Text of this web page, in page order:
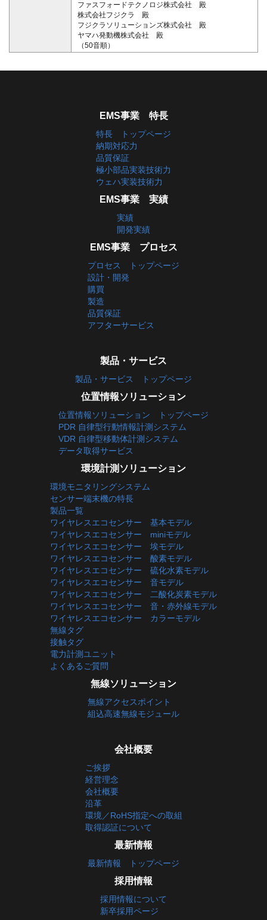
ファスフォードテクノロジ株式会社 殿
株式会社フジクラ 殿
フジクラソリューションズ株式会社 殿
ヤマハ発動機株式会社 殿
（50音順）
EMS事業 特長
特長 トップページ
納期対応力
品質保証
極小部品実装技術力
ウェハ実装技術力
EMS事業 実績
実績
開発実績
EMS事業 プロセス
プロセス トップページ
設計・開発
購買
製造
品質保証
アフターサービス
製品・サービス
製品・サービス トップページ
位置情報ソリューション
位置情報ソリューション トップページ
PDR 自律型行動情報計測システム
VDR 自律型移動体計測システム
データ取得サービス
環境計測ソリューション
環境モニタリングシステム
センサー端末機の特長
製品一覧
ワイヤレスエコセンサー 基本モデル
ワイヤレスエコセンサー miniモデル
ワイヤレスエコセンサー 埃モデル
ワイヤレスエコセンサー 酸素モデル
ワイヤレスエコセンサー 硫化水素モデル
ワイヤレスエコセンサー 音モデル
ワイヤレスエコセンサー 二酸化炭素モデル
ワイヤレスエコセンサー 音・赤外線モデル
ワイヤレスエコセンサー カラーモデル
無線タグ
接触タグ
電力計測ユニット
よくあるご質問
無線ソリューション
無線アクセスポイント
組込高速無線モジュール
会社概要
ご挨拶
経営理念
会社概要
沿革
環境／RoHS指定への取組
取得認証について
最新情報
最新情報 トップページ
採用情報
採用情報について
新卒採用ページ